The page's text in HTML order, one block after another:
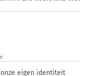
eigen identiteit